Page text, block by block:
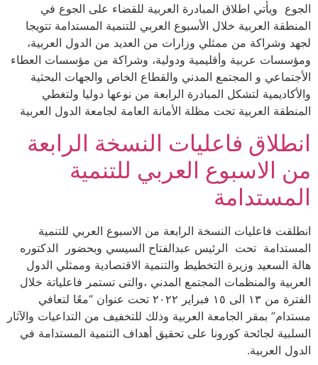
الجوع ويأتي اطلاق المبادرة العربية للقضاء على الجوع في
المنطقة العربية خلال الأسبوع العربي للتنمية المستدامة تتويجا
لجهد وشراكة من ممثلي وزارات من العديد من الدول العربية،
ومؤسسات عربية وأقليمية ودولية، وشراكة من مؤسسات العطاء
الأجتماعي و المجتمع المدني والقطاع الخاص والجهات البحثية
والأكاديمية لتشكل المبادرة الرابعة من نوعها دوليا ولتغطي
المنطقة العربية تحت مظلة الأمانة العامة لجامعة الدول العربية
انطلاق فاعليات النسخة الرابعة
من الاسبوع العربي للتنمية
المستدامة
انطلقت فاعليات النسخة الرابعة من الاسبوع العربي للتنمية
المستدامة تحت الرئيس عبدالفتاح السيسي وبحضور الدكتوره
هالة السعيد وزيرة التخطيط والتنمية الاقتصادية وممثلي الدول
العربية والمنظمات المجتمع المدني ،والتى تستمر فاعلياتة خلال
الفترة من ١٣ الى ١٥ فبراير ٢٠٢٢ تحت عنوان “معًا لتعافي
مستدام” بمقر الجامعة العربية وذلك للتخفيف من التداعيات والآثار
السلبية لجائحة كورونا على تحقيق أهداف التنمية المستدامة في
الدول العربية.